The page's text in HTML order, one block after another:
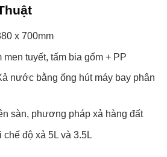
x 700mm
men tuyết, tấm bia gốm + PP
nước bằng ống hút máy bay phân
sàn, phương pháp xả hàng đất
chế độ xả 5L và 3.5L